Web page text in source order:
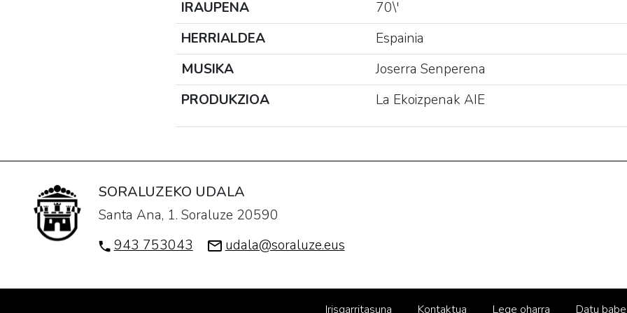
IRAUPENA
70\'
HERRIALDEA
Espainia
MUSIKA
Joserra Senperena
PRODUKZIOA
La Ekoizpenak AIE
SORALUZEKO UDALA
Santa Ana, 1. Soraluze 20590
943 753043
udala@soraluze.eus
Irisgarritasuna Kontaktua Lege oharra Datu